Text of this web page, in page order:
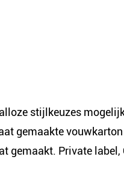
stijlkeuzes
gemaakte
gemaakt. Private